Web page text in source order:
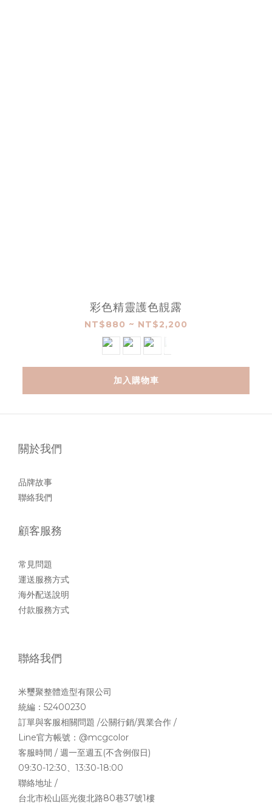
彩色精靈護色靚露
NT$880 ~ NT$2,200
加入購物車
關於我們
品牌故事
聯絡我們
顧客服務
常見問題
運送服務方式
海外配送說明
付款服務方式
聯絡我們
米璽聚整體造型有限公司
統編：52400230
訂單與客服相關問題 /公關行銷/異業合作 /
Line官方帳號： @mcgcolor
客服時間 / 週一至週五(不含例假日)
09:30-12:30、13:30-18:00
聯絡地址 /
台北市松山區光復北路80巷37號1樓